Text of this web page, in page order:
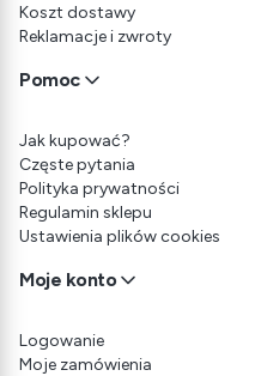
Koszt dostawy
Reklamacje i zwroty
Pomoc
Jak kupować?
Częste pytania
Polityka prywatności
Regulamin sklepu
Ustawienia plików cookies
Moje konto
Logowanie
Moje zamówienia